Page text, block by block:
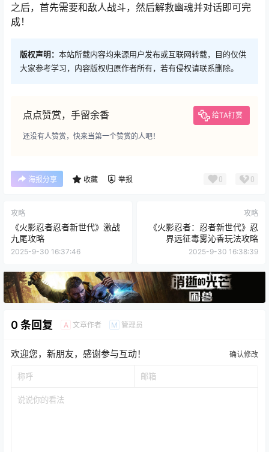
之后，首先需要和敌人战斗，然后解救幽魂并对话即可完
成！
版权声明： 本站所载内容均来源用户发布或互联网转载，目的仅供
大家参考学习，内容版权归原作者所有，若有侵权请联系删除。
点点赞赏，手留余香 给TA打赏
还没有人赞赏，快来当第一个赞赏的人吧！
海报分享 收藏 举报 0 0
攻略
《火影忍者忍者新世代》激战
九尾攻略
2025-9-30 16:37:46
攻略
《火影忍者：忍者新世代》忍
界远征毒雾沁香玩法攻略
2025-9-30 16:38:39
0 条回复 A 文章作者 M 管理员
欢迎您，新朋友，感谢参与互动！ 确认修改